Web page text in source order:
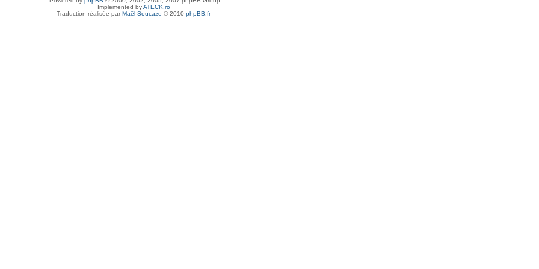
Implemented byATECK.ro
Traduction réalisée parMaël Soucaze © 2010 phpBB.fr